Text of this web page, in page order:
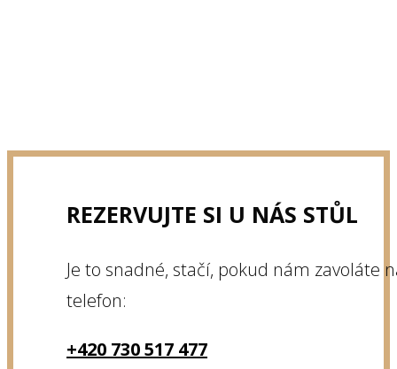
REZERVUJTE SI U NÁS STŮL
Je to snadné, stačí, pokud nám zavoláte
telefon:
+420 730 517 477